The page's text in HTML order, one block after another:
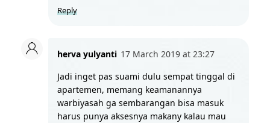
Reply
herva yulyanti 17 March 2019 at 23:27
Jadi inget pas suami dulu sempat tinggal di
apartemen, memang keamanannya
warbiyasah ga sembarangan bisa masuk
harus punya aksesnya makany kalau mau